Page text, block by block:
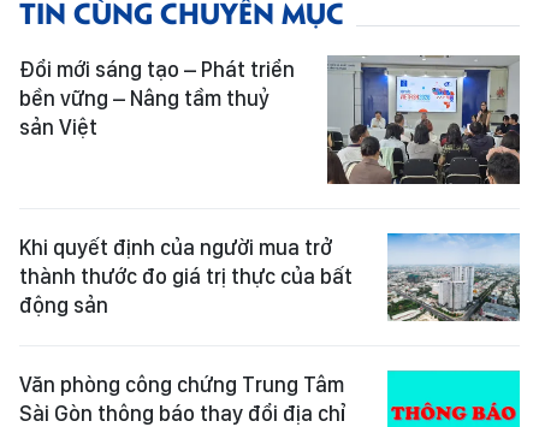
TIN CÙNG CHUYÊN MỤC
Đổi mới sáng tạo – Phát triển
bền vững – Nâng tầm thuỷ
sản Việt
Khi quyết định của người mua trở
thành thước đo giá trị thực của bất
động sản
Văn phòng công chứng Trung Tâm
Sài Gòn thông báo thay đổi địa chỉ